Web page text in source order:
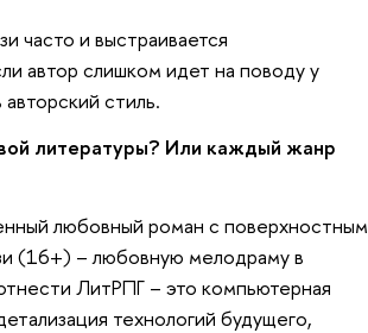
часто и выстраивается
автор слишком идет на поводу у
стиль.
литературы? Или каждый жанр
любовный роман с поверхностным
(16+) – любовную мелодраму в
ЛитРПГ – это компьютерная
технологий будущего,